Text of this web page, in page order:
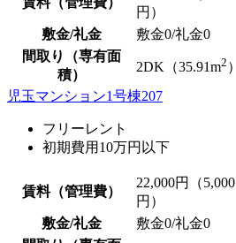
円）
敷金/礼金 敷金0/礼金0
間取り（専有面
積）
2DK（35.91m2 ）
児玉マンション1号棟207
フリーレント
初期費用10万円以下
賃料（管理費）
22,000円（5,000
円）
敷金/礼金 敷金0/礼金0